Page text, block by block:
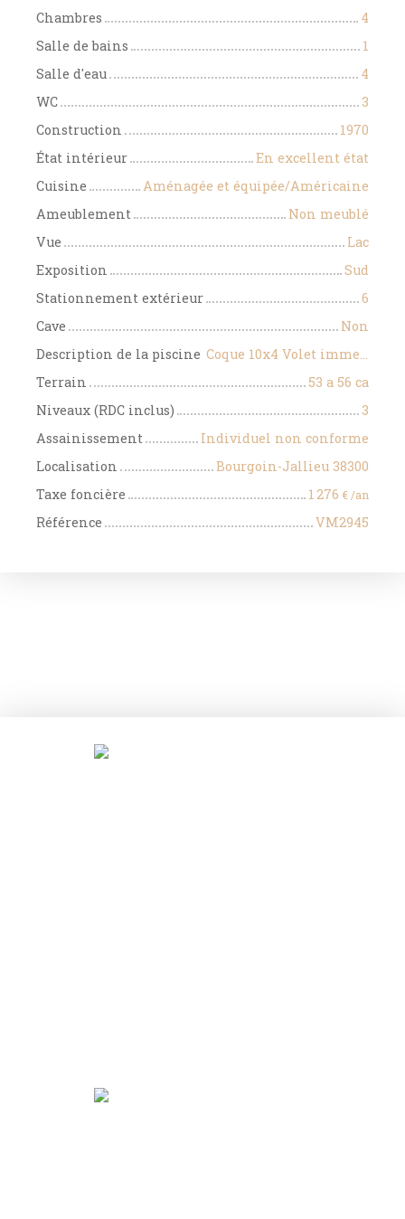
Chambres
4
Salle de bains
1
Salle d'eau
4
WC
3
Construction
1970
État intérieur
En excellent état
Cuisine
Aménagée et équipée/Américaine
Ameublement
Non meublé
Vue
Lac
Exposition
Sud
Stationnement extérieur
6
Cave
Non
Description de la piscine
Coque 10x4 Volet immergé au sel + pompe à chaleur
Terrain
53 a 56 ca
Niveaux (RDC inclus)
3
Assainissement
Individuel non conforme
Localisation
Bourgoin-Jallieu 38300
Taxe foncière
1 276 € /an
Référence VM2945